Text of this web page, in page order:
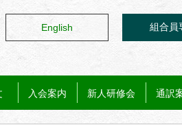
入会案内 新人研修会 通訳
English 組合員